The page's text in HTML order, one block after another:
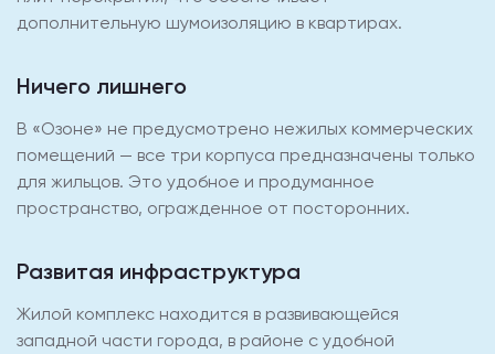
дополнительную шумоизоляцию в квартирах.
Ничего лишнего
В «Озоне» не предусмотрено нежилых коммерческих
помещений — все три корпуса предназначены только
для жильцов. Это удобное и продуманное
пространство, огражденное от посторонних.
Развитая инфраструктура
Жилой комплекс находится в развивающейся
западной части города, в районе с удобной